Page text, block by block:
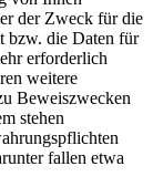
der Zweck für die
bzw. die Daten für
erforderlich
weitere
Beweiszwecken
stehen
fallen etwa